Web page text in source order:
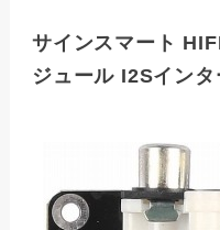
サインスマート
ジュール I2Sイン